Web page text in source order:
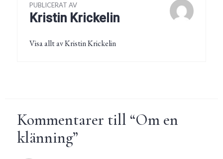
PUBLICERAT AV
Kristin Krickelin
Visa allt av Kristin Krickelin
Kommentarer till “Om en
klänning”